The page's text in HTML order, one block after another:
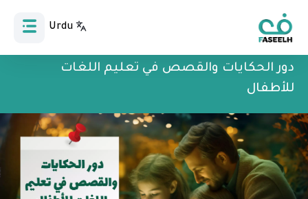
Urdu
دور الحكايات والقصص في تعليم اللغات
للأطفال